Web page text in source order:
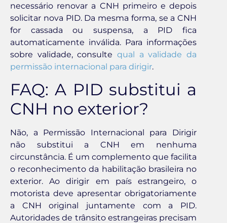
necessário renovar a CNH primeiro e depois
solicitar nova PID. Da mesma forma, se a CNH
for cassada ou suspensa, a PID fica
automaticamente inválida. Para informações
sobre validade, consulte qual a validade da
permissão internacional para dirigir.
FAQ: A PID substitui a
CNH no exterior?
Não, a Permissão Internacional para Dirigir
não substitui a CNH em nenhuma
circunstância. É um complemento que facilita
o reconhecimento da habilitação brasileira no
exterior. Ao dirigir em país estrangeiro, o
motorista deve apresentar obrigatoriamente
a CNH original juntamente com a PID.
Autoridades de trânsito estrangeiras precisam